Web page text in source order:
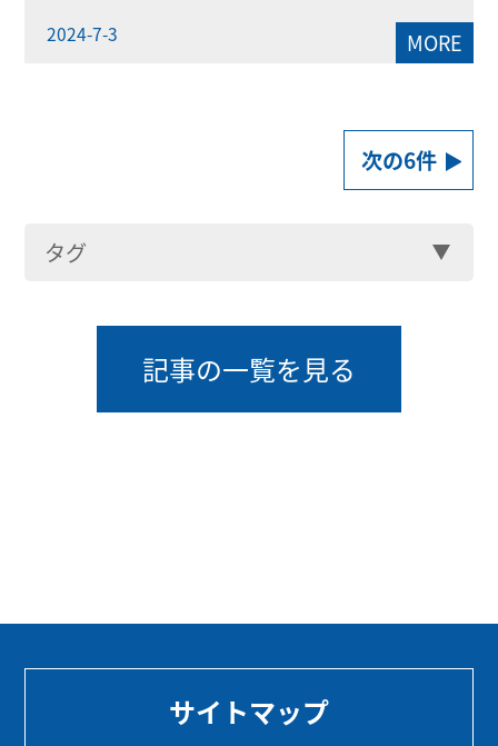
2024-7-3 MORE
次の6件
タグ
記事の一覧を見る
サイトマップ